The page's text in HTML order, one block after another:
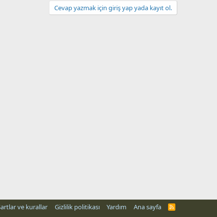
Cevap yazmak için giriş yap yada kayıt ol.
ve kurallar Gizlilik politikası Yardım Ana sayfa
R